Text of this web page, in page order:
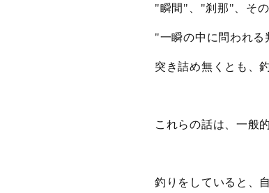
"瞬間" 、 "刹那"、そ
"一瞬の中に問われる
突き詰め無くとも、
これらの話は、一般
釣りをしていると、